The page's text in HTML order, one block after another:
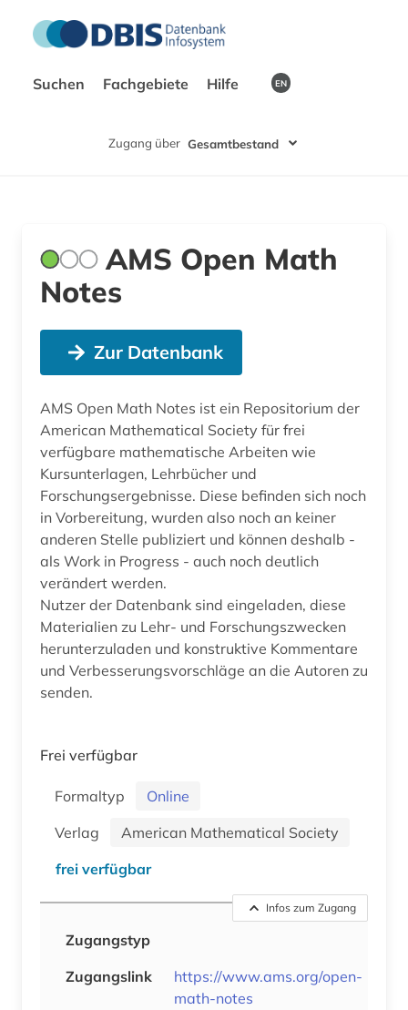
Suchen Fachgebiete Hilfe EN
Zugang über Gesamtbestand
AMS Open Math
Notes
Zur Datenbank
AMS Open Math Notes ist ein Repositorium der
American Mathematical Society für frei
verfügbare mathematische Arbeiten wie
Kursunterlagen, Lehrbücher und
Forschungsergebnisse. Diese befinden sich noch
in Vorbereitung, wurden also noch an keiner
anderen Stelle publiziert und können deshalb -
als Work in Progress - auch noch deutlich
verändert werden.
Nutzer der Datenbank sind eingeladen, diese
Materialien zu Lehr- und Forschungszwecken
herunterzuladen und konstruktive Kommentare
und Verbesserungsvorschläge an die Autoren zu
senden.
Frei verfügbar
Formaltyp
Online
Verlag
American Mathematical Society
frei verfügbar
Infos zum Zugang
Zugangstyp
Zugangslink
https://www.ams.org/open-
math-notes